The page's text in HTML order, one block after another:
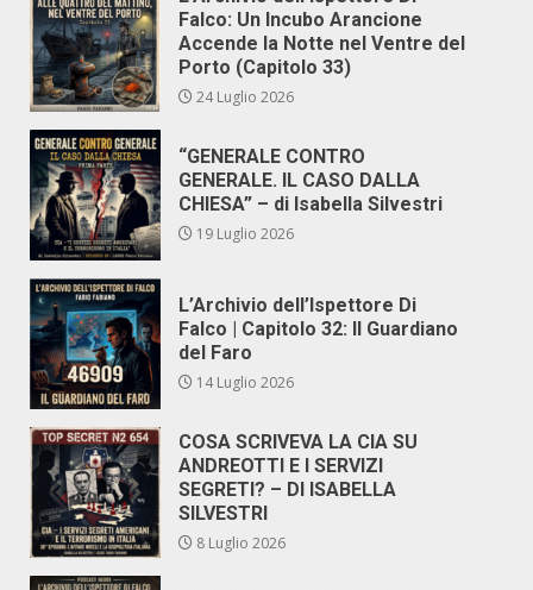
Falco: Un Incubo Arancione
Accende la Notte nel Ventre del
Porto (Capitolo 33)
24 Luglio 2026
“GENERALE CONTRO
GENERALE. IL CASO DALLA
CHIESA” – di Isabella Silvestri
19 Luglio 2026
L’Archivio dell’Ispettore Di
Falco | Capitolo 32: Il Guardiano
del Faro
14 Luglio 2026
COSA SCRIVEVA LA CIA SU
ANDREOTTI E I SERVIZI
SEGRETI? – DI ISABELLA
SILVESTRI
8 Luglio 2026